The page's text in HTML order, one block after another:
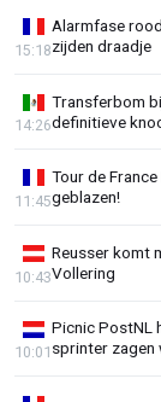
Alarmfase
zijden draadje
15:18
Transferbom
definitieve
14:26
Tour de
geblazen!
11:45
Reusser komt
Vollering
10:43
Picnic PostNL
sprinter zagen
10:01